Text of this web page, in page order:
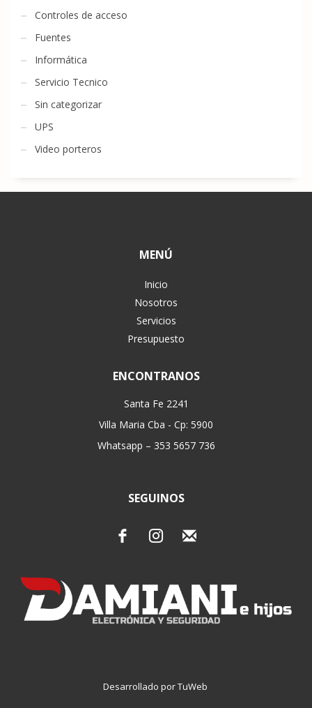
Controles de acceso
Fuentes
Informática
Servicio Tecnico
Sin categorizar
UPS
Video porteros
MENÚ
Inicio
Nosotros
Servicios
Presupuesto
ENCONTRANOS
Santa Fe 2241
Villa Maria Cba - Cp: 5900
Whatsapp – 353 5657 736
SEGUINOS
Desarrollado por TuWeb